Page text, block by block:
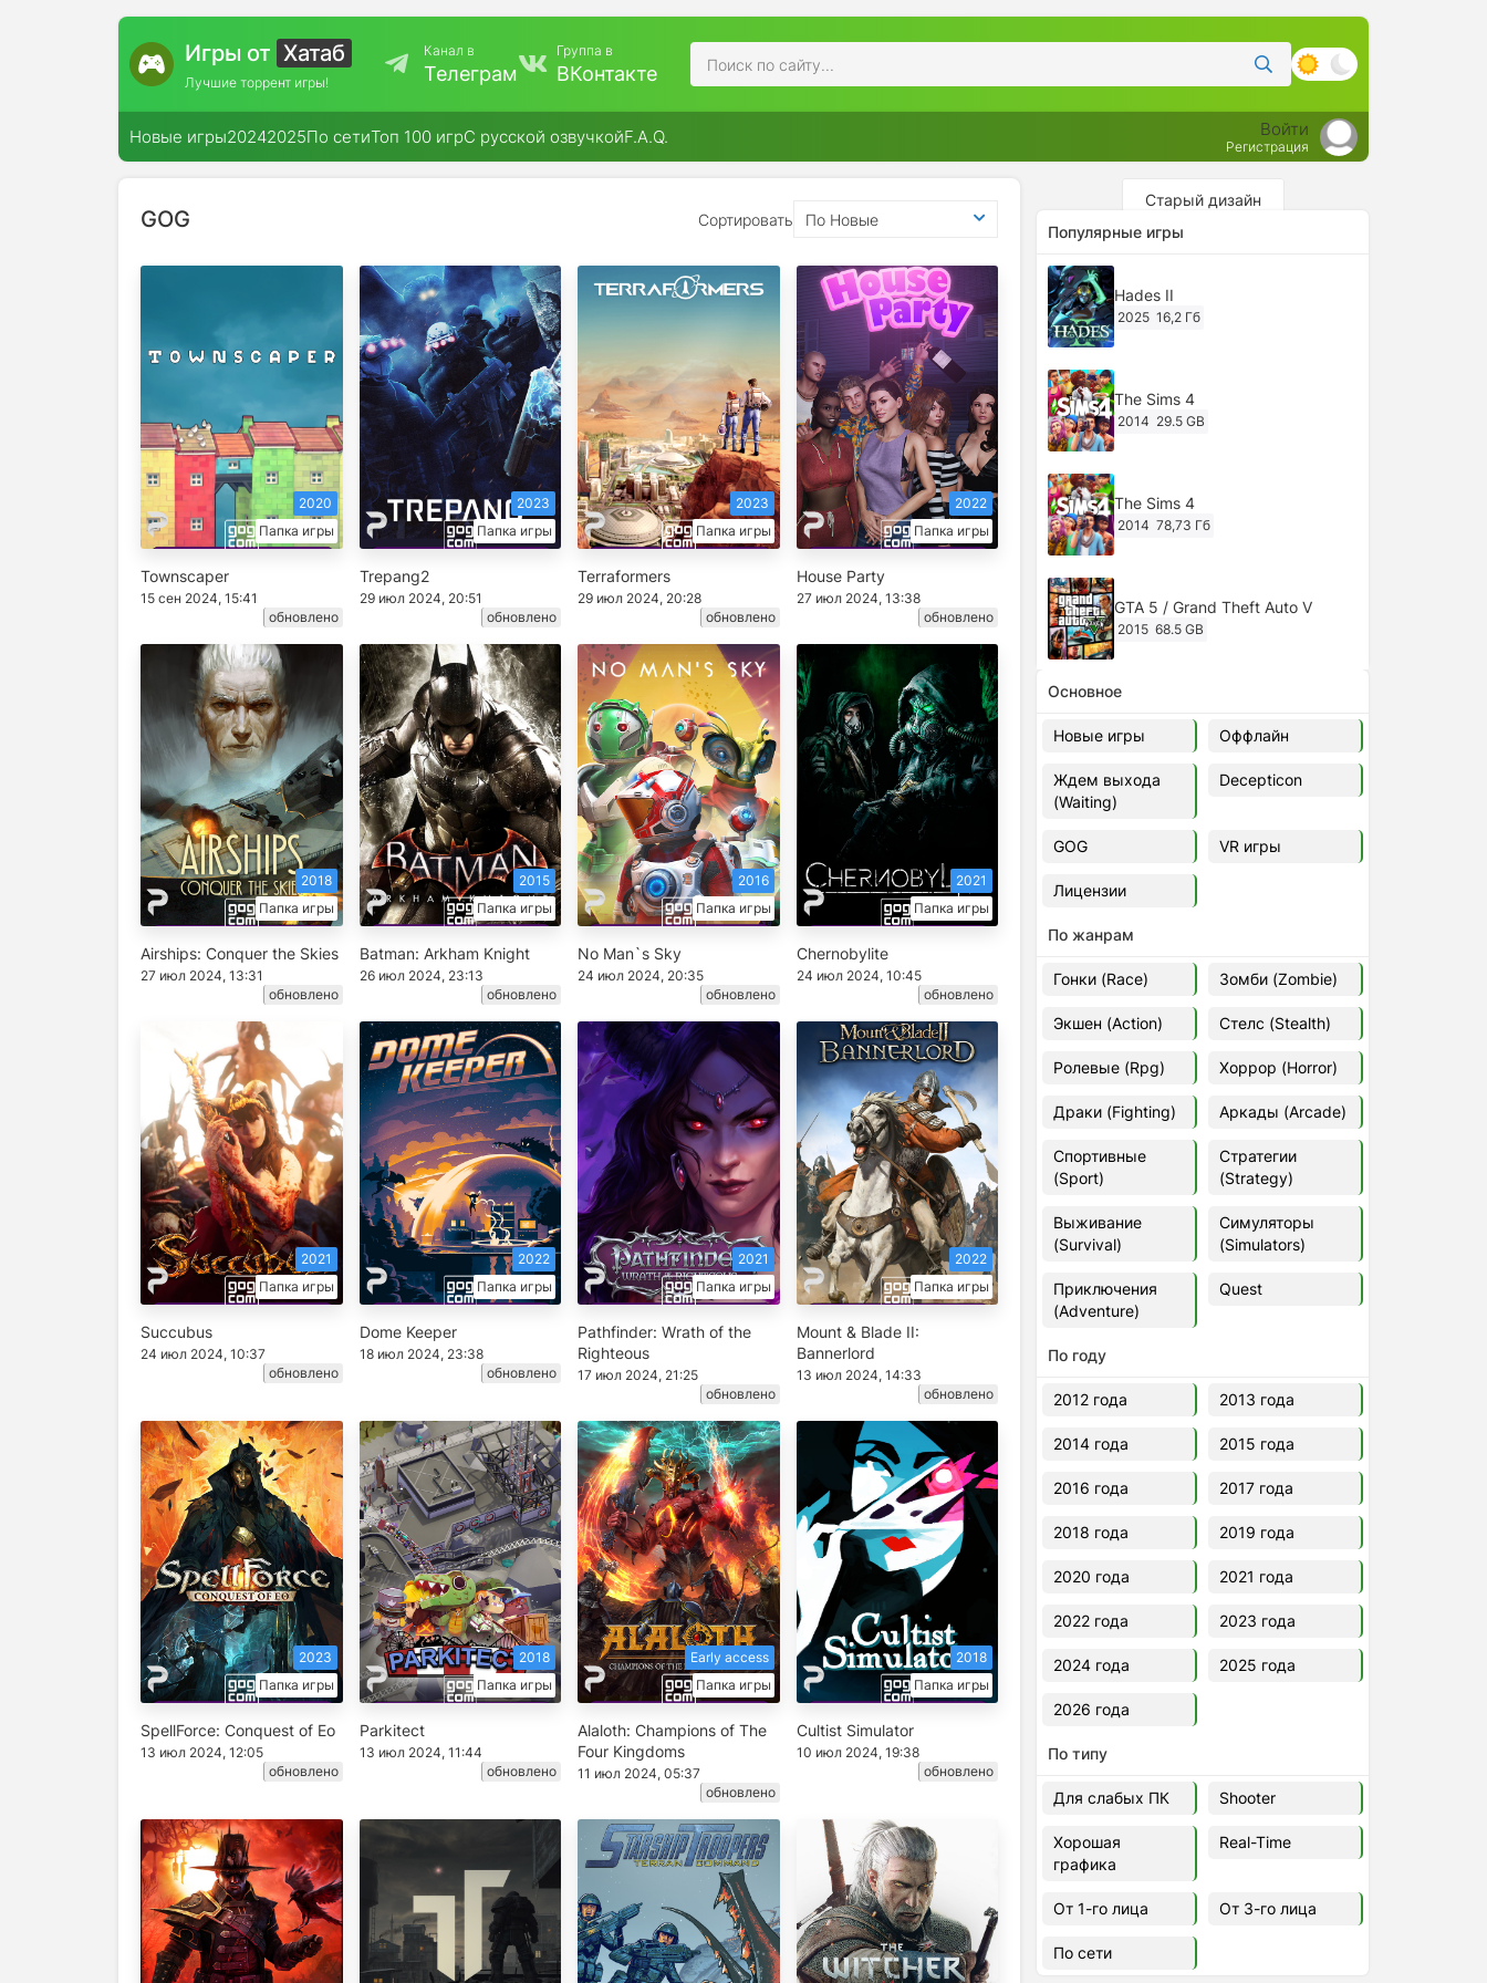
Игры от Хатаб
Лучшие торрент игры!
Канал в
Телеграм
Группа в
ВКонтакте
Новые игры20242025По сетиТоп 100 игрС русской озвучкойF.A.Q. Войти
Регистрация
GOG Сортировать По Новые
Папка игры
2020
Townscaper
15 сен 2024, 15:41
обновлено
Папка игры
2023
Trepang2
29 июл 2024, 20:51
обновлено
Папка игры
2023
Terraformers
29 июл 2024, 20:28
обновлено
Папка игры
2022
House Party
27 июл 2024, 13:38
обновлено
Папка игры
2018
Airships: Conquer the Skies
27 июл 2024, 13:31
обновлено
Папка игры
2015
Batman: Arkham Knight
26 июл 2024, 23:13
обновлено
Папка игры
2016
No Man`s Sky
24 июл 2024, 20:35
обновлено
Папка игры
2021
Chernobylite
24 июл 2024, 10:45
обновлено
Папка игры
2021
Succubus
24 июл 2024, 10:37
обновлено
Папка игры
2022
Dome Keeper
18 июл 2024, 23:38
обновлено
Папка игры
2021
Pathfinder: Wrath of the
Righteous
17 июл 2024, 21:25
обновлено
Папка игры
2022
Mount & Blade II:
Bannerlord
13 июл 2024, 14:33
обновлено
Папка игры
2023
SpellForce: Conquest of Eo
13 июл 2024, 12:05
обновлено
Папка игры
2018
Parkitect
13 июл 2024, 11:44
обновлено
Папка игры
Early access
Alaloth: Champions of The
Four Kingdoms
11 июл 2024, 05:37
обновлено
Папка игры
2018
Cultist Simulator
10 июл 2024, 19:38
обновлено
Старый дизайн
Популярные игры
Hades II
2025 16,2 Гб
The Sims 4
2014 29.5 GB
The Sims 4
2014 78,73 Гб
GTA 5 / Grand Theft Auto V
2015 68.5 GB
Ghost of Tsushima: Director's Cut
v.1053.8.1023.1614 [RePack
Decepticon] (2024)
2024
Cyberpunk 2077
49.4 GB
Ghost of Tsushima: Director's Cut
v.1053.9.0623.1807 [Папка
Euro Truck Simulator 2 v.1.60.1.7s
[Папка игры] (2012)
37,77 Гб
Forza Horizon 5 v.688.044
[Папка игры] (2021)
2021
V Rising
2024
Основное
Новые игры Оффлайн
Ждем выхода
(Waiting)
Decepticon
GOG VR игры
Лицензии
По жанрам
Гонки (Race) Зомби (Zombie)
Экшен (Action) Стелс (Stealth)
Ролевые (Rpg) Хоррор (Horror)
Драки (Fighting) Аркады (Arcade)
Спортивные
(Sport)
Стратегии
(Strategy)
Выживание
(Survival)
Симуляторы
(Simulators)
Приключения
(Adventure)
Quest
По году
2012 года 2013 года
2014 года 2015 года
2016 года 2017 года
2018 года 2019 года
2020 года 2021 года
2022 года 2023 года
2024 года 2025 года
2026 года
По типу
Для слабых ПК Shooter
Хорошая
графика
Real-Time
От 1-го лица От 3-го лица
По сети